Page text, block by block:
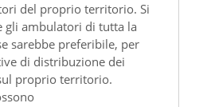
del proprio territorio. Si
gli ambulatori di tutta la
sarebbe preferibile, per
di distribuzione dei
proprio territorio.